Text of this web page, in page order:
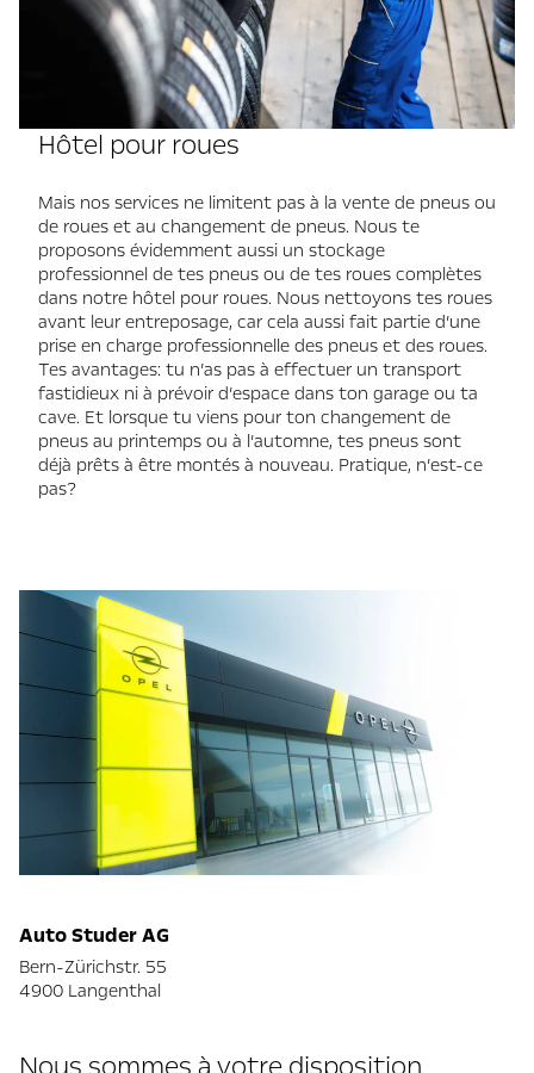
Hôtel pour roues
Mais nos services ne limitent pas à la vente de pneus ou
de roues et au changement de pneus. Nous te
proposons évidemment aussi un stockage
professionnel de tes pneus ou de tes roues complètes
dans notre hôtel pour roues. Nous nettoyons tes roues
avant leur entreposage, car cela aussi fait partie d’une
prise en charge professionnelle des pneus et des roues.
Tes avantages: tu n’as pas à effectuer un transport
fastidieux ni à prévoir d’espace dans ton garage ou ta
cave. Et lorsque tu viens pour ton changement de
pneus au printemps ou à l’automne, tes pneus sont
déjà prêts à être montés à nouveau. Pratique, n’est-ce
pas?
Auto Studer AG
Bern-Zürichstr. 55
4900 Langenthal